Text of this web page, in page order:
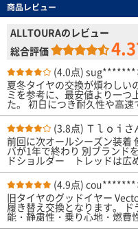
商品レビュー
ALLTOURAのレビュー
総合評価
(4.0点) sug*******
夏冬タイヤの交換が煩わしい
ミを参考に、最安値より一つ
た。 初日につき耐久性や高
わかりませんが、ドライと少
んでした。(3.8点) Ｔｌｏｉさ
前回に次オールシーズン装着
バが1年で終わり 別ブランドを試しに装着 スクエアに近いラウン
ドショルダー トレッドは広
という印象5分山迄は ノイ
性あり 摩滅して来るとノイズが大きくなってくるが サマータイ
ヤとしての性能は向上するよ
る ただノイズが大きくな
グ？という感じ 雪上性能は前回と同じ積雪経験ほぼ無しだった
ただ低温時ゴムの硬化が少な
意外なメリット 燃費はミネルバより下がった ライフは同じ1年
(4.9点) cou*******
旧タイヤのグッドイヤー Vector 4Seasonsが5年経過したので、
履き替え交換となります。
能・静粛性・乗り心地・燃費
は交換したてで判定ができま